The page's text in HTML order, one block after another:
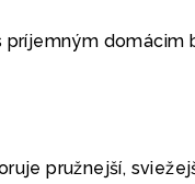
domácim
pružnejší,